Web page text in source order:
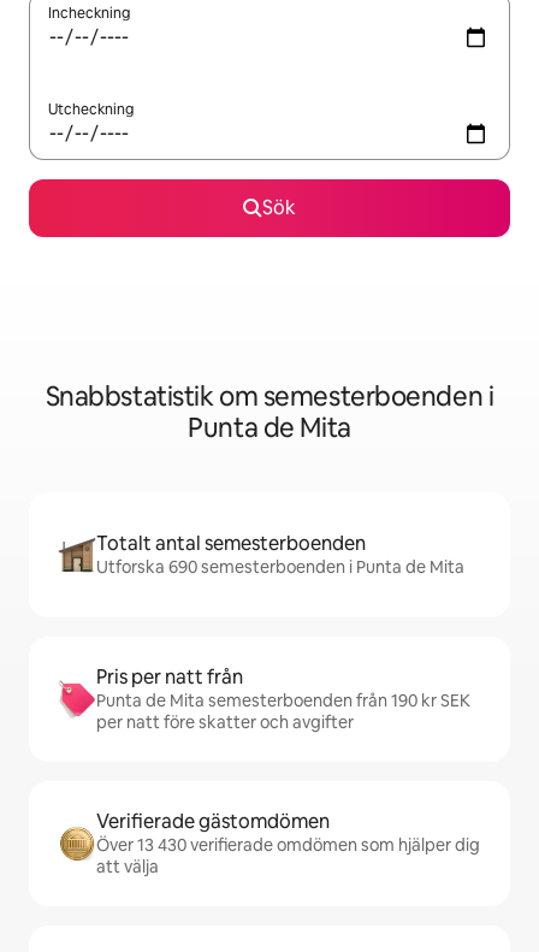
Incheckning
Utcheckning
Sök
Snabbstatistik om semesterboenden i
Punta de Mita
Totalt antal semesterboenden
Utforska 690 semesterboenden i Punta de Mita
Pris per natt från
Punta de Mita semesterboenden från 190 kr SEK
per natt före skatter och avgifter
Verifierade gästomdömen
Över 13 430 verifierade omdömen som hjälper dig
att välja